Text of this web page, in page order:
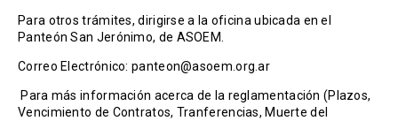
Para otros trámites, dirigirse a la oficina ubicada en el
Panteón San Jerónimo, de ASOEM.
Correo Electrónico:panteon@asoem.org.ar
Para más información acerca de la reglamentación (Plazos,
Vencimiento de Contratos, Tranferencias, Muerte del